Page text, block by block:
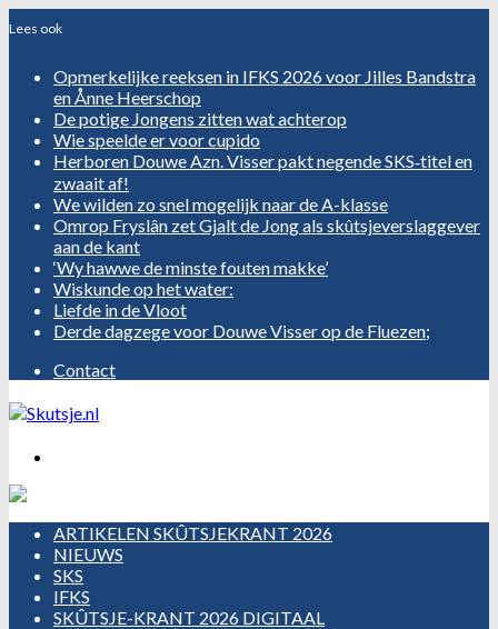
Opmerkelijke reeksen in IFKS 2026 voor Jilles Bandstra
en Ånne Heerschop
De potige Jongens zitten wat achterop
Wie speelde er voor cupido
Herboren Douwe Azn. Visser pakt negende SKS‑titel en
zwaait af!
We wilden zo snel mogelijk naar de A-klasse
Omrop Fryslân zet Gjalt de Jong als skûtsjeverslaggever
aan de kant
‘Wy hawwe de minste fouten makke’
Wiskunde op het water:
Liefde in de Vloot
Derde dagzege voor Douwe Visser op de Fluezen;
Contact
ARTIKELEN SKÛTSJEKRANT 2026
NIEUWS
SKS
IFKS
SKÛTSJE-KRANT 2026 DIGITAAL